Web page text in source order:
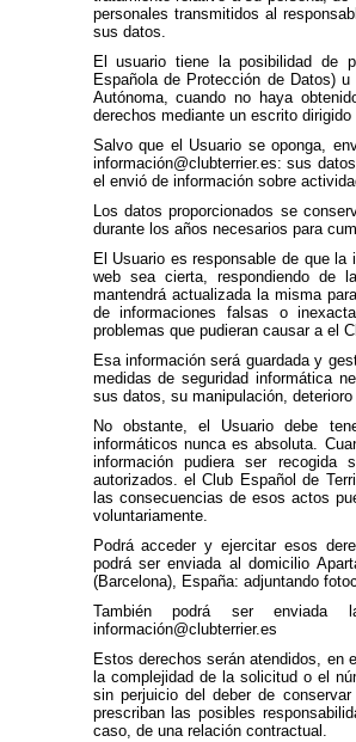
personales transmitidos al
sus datos.
El usuario tiene la posibilidad de
Española de Protección de Datos)
Autónoma, cuando no haya
derechos mediante un escrito
Salvo que el Usuario se oponga,
información@clubterrier.es: sus
el envió de información sobre
Los datos proporcionados se
durante los años necesarios para
El Usuario es responsable de que
web sea cierta, respondiendo de
mantendrá actualizada la misma
de informaciones falsas o
problemas que pudieran causar a el
Esa información será guardada y
medidas de seguridad informática
sus datos, su manipulación, deterioro
No obstante, el Usuario debe
informáticos nunca es absoluta.
información pudiera ser
autorizados. el Club Español de
las consecuencias de esos actos
voluntariamente.
Podrá acceder y ejercitar esos
podrá ser enviada al domicilio
(Barcelona), España: adjuntando
También podrá ser enviada
información@clubterrier.es
Estos derechos serán atendidos, en
la complejidad de la solicitud o el
sin perjuicio del deber de
prescriban las posibles
caso, de una relación contractual.